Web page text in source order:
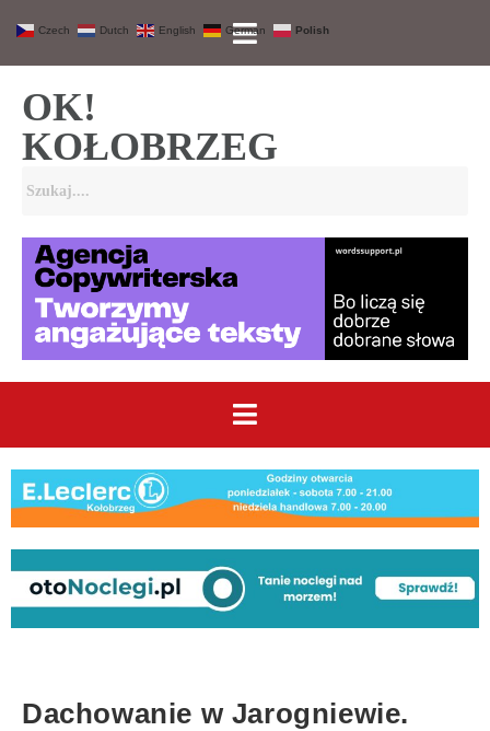
OK!
KOŁOBRZEG
Dachowanie w Jarogniewie.
Czech Dutch English German Polish